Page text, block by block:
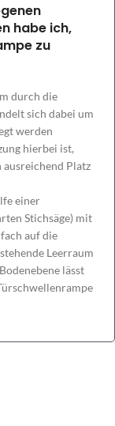
habe ich,
zu
durch die
sich dabei um
werden
hierbei ist,
ausreichend Platz
einer
Stichsäge) mit
auf die
Leerraum
lässt